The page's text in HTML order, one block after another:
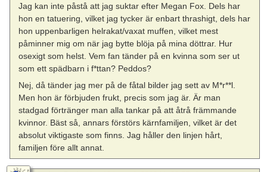
Jag kan inte påstå att jag suktar efter Megan Fox. Dels har
hon en tatuering, vilket jag tycker är enbart thrashigt, dels har
hon uppenbarligen helrakat/vaxat muffen, vilket mest
påminner mig om när jag bytte blöja på mina döttrar. Hur
osexigt som helst. Vem fan tänder på en kvinna som ser ut
som ett spädbarn i f*ttan? Peddos?
Nej, då tänder jag mer på de fåtal bilder jag sett av M*r**l.
Men hon är förbjuden frukt, precis som jag är. Är man
stadgad förtränger man alla tankar på att åtrå främmande
kvinnor. Bäst så, annars förstörs kärnfamiljen, vilket är det
absolut viktigaste som finns. Jag håller den linjen hårt,
familjen före allt annat.